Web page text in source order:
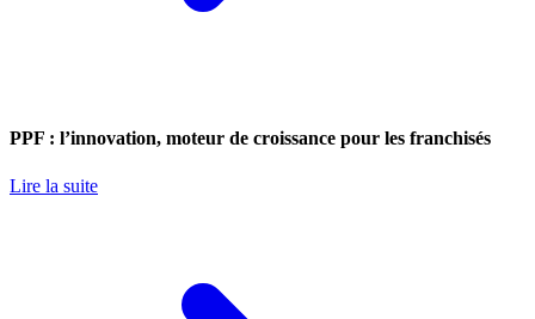
PPF : l’innovation, moteur de croissance pour les franchisés
Lire la suite